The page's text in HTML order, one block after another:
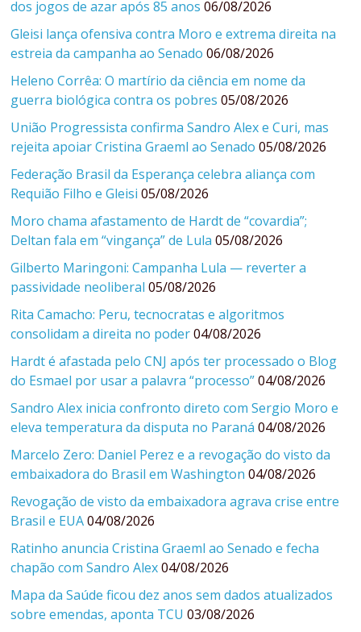
dos jogos de azar após 85 anos 06/08/2026
Gleisi lança ofensiva contra Moro e extrema direita na
estreia da campanha ao Senado 06/08/2026
Heleno Corrêa: O martírio da ciência em nome da
guerra biológica contra os pobres 05/08/2026
União Progressista confirma Sandro Alex e Curi, mas
rejeita apoiar Cristina Graeml ao Senado 05/08/2026
Federação Brasil da Esperança celebra aliança com
Requião Filho e Gleisi 05/08/2026
Moro chama afastamento de Hardt de “covardia”;
Deltan fala em “vingança” de Lula 05/08/2026
Gilberto Maringoni: Campanha Lula — reverter a
passividade neoliberal 05/08/2026
Rita Camacho: Peru, tecnocratas e algoritmos
consolidam a direita no poder 04/08/2026
Hardt é afastada pelo CNJ após ter processado o Blog
do Esmael por usar a palavra “processo” 04/08/2026
Sandro Alex inicia confronto direto com Sergio Moro e
eleva temperatura da disputa no Paraná 04/08/2026
Marcelo Zero: Daniel Perez e a revogação do visto da
embaixadora do Brasil em Washington 04/08/2026
Revogação de visto da embaixadora agrava crise entre
Brasil e EUA 04/08/2026
Ratinho anuncia Cristina Graeml ao Senado e fecha
chapão com Sandro Alex 04/08/2026
Mapa da Saúde ficou dez anos sem dados atualizados
sobre emendas, aponta TCU 03/08/2026